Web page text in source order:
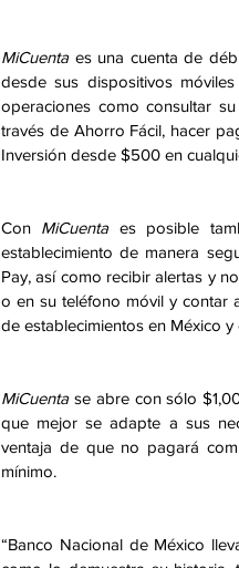
MiCuenta es una cuenta de
desde sus dispositivos
operaciones como consultar
través de Ahorro Fácil, hacer
Inversión desde $500 en
Con MiCuenta es posible
establecimiento de manera
Pay, así como recibir alertas y
o en su teléfono móvil y contar
de establecimientos en México
MiCuenta se abre con sólo
que mejor se adapte a sus
ventaja de que no pagará
mínimo.
“Banco Nacional de México